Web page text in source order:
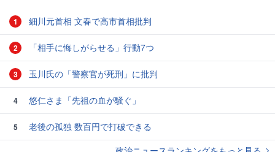
1 細川元首相 文春で高市首相批判
2 「相手に悔しがらせる」行動7つ
3 玉川氏の「警察官が死刑」に批判
4 悠仁さま「先祖の血が騒ぐ」
5
老後の孤独 数百円で打破できる